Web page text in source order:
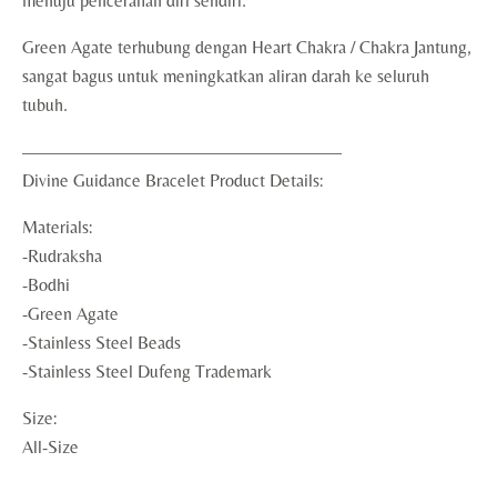
Green Agate terhubung dengan Heart Chakra / Chakra Jantung,
sangat bagus untuk meningkatkan aliran darah ke seluruh
tubuh.
——————————————————
Divine Guidance Bracelet Product Details:
Materials:
-Rudraksha
-Bodhi
-Green Agate
-Stainless Steel Beads
-Stainless Steel Dufeng Trademark
Size:
All-Size